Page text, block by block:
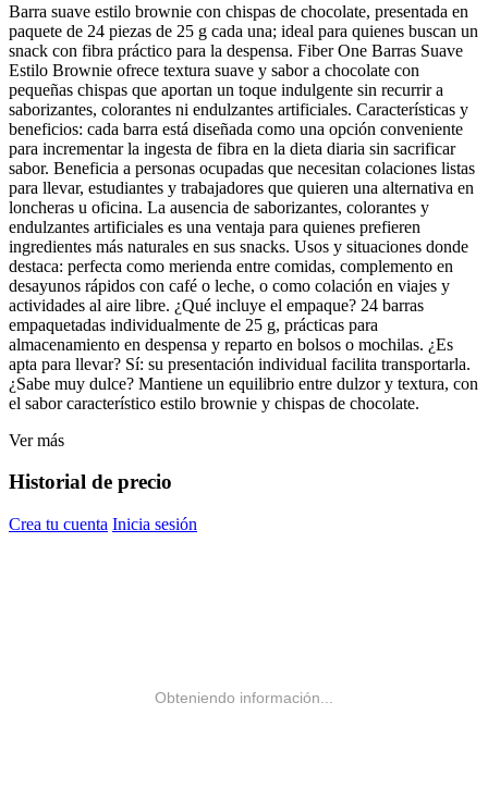
Barra suave estilo brownie con chispas de chocolate, presentada en
paquete de 24 piezas de 25 g cada una; ideal para quienes buscan un
snack con fibra práctico para la despensa. Fiber One Barras Suave
Estilo Brownie ofrece textura suave y sabor a chocolate con
pequeñas chispas que aportan un toque indulgente sin recurrir a
saborizantes, colorantes ni endulzantes artificiales. Características y
beneficios: cada barra está diseñada como una opción conveniente
para incrementar la ingesta de fibra en la dieta diaria sin sacrificar
sabor. Beneficia a personas ocupadas que necesitan colaciones listas
para llevar, estudiantes y trabajadores que quieren una alternativa en
loncheras u oficina. La ausencia de saborizantes, colorantes y
endulzantes artificiales es una ventaja para quienes prefieren
ingredientes más naturales en sus snacks. Usos y situaciones donde
destaca: perfecta como merienda entre comidas, complemento en
desayunos rápidos con café o leche, o como colación en viajes y
actividades al aire libre. ¿Qué incluye el empaque? 24 barras
empaquetadas individualmente de 25 g, prácticas para
almacenamiento en despensa y reparto en bolsos o mochilas. ¿Es
apta para llevar? Sí: su presentación individual facilita transportarla.
¿Sabe muy dulce? Mantiene un equilibrio entre dulzor y textura, con
el sabor característico estilo brownie y chispas de chocolate.
Ver más
Historial de precio
Crea tu cuenta Inicia sesión
Obteniendo información...